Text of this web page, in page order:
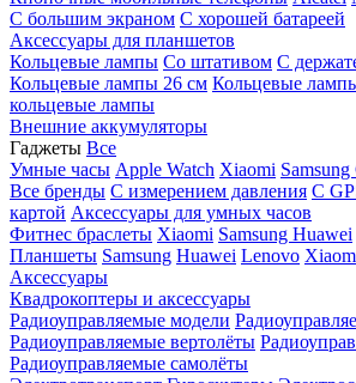
С большим экраном С хорошей батареей
Аксессуары для планшетов
Кольцевые лампы Со штативом C
Кольцевые лампы 26 см Кольцевые
кольцевые лампы
Внешние аккумуляторы
Гаджеты Все
Умные часы Apple Watch Xiaomi
Все бренды C измерением давления C
картой Аксессуары для умных часов
Фитнес браслеты Xiaomi Samsung Huawei
Планшеты Samsung Huawei Lenovo
Аксессуары
Квадрокоптеры и аксессуары
Радиоуправляемые модели
Радиоуправляемые вертолёты
Радиоуправляемые самолёты